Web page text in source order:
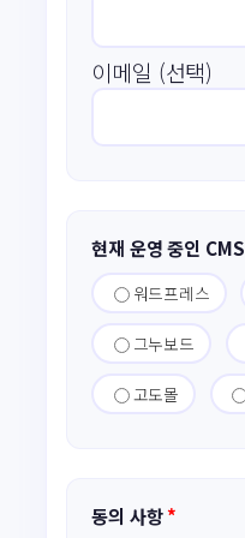
이메일 (선택)
현재 운영 중인 CMS
워드프레스
그누보드
고도몰
동의 사항*